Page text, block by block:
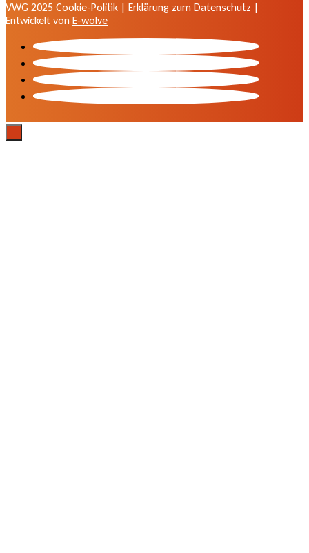
VWG 2025 Cookie-Politik | Erklärung zum Datenschutz |
Entwickelt von E-wolve